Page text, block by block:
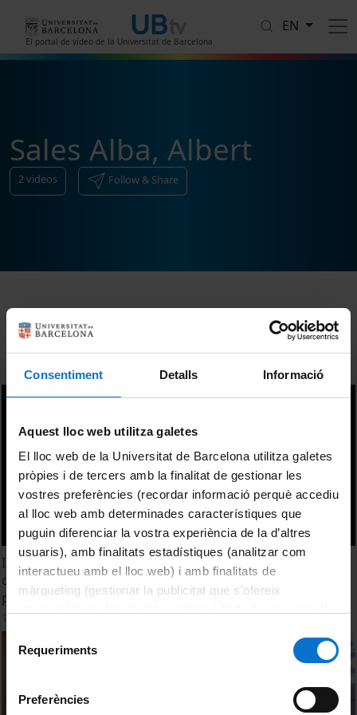
Consentiment Detalls Informació
Aquest lloc web utilitza galetes
El lloc web de la Universitat de Barcelona utilitza galetes
pròpies i de tercers amb la finalitat de gestionar les
vostres preferències (recordar informació perquè accediu
al lloc web amb determinades característiques que
puguin diferenciar la vostra experiència de la d’altres
usuaris), amb finalitats estadístiques (analitzar com
interactueu amb el lloc web) i amb finalitats de
màrqueting (gestionar la publicitat que s’ofereix
consultar laPolítica de galetes del lloc web de la
Selecció
Requeriments
Preferències
El portal de vídeo de la Universitat de Barcelona
EN
Sales Alba, Albert
2videos Follow & Share
Sort
Iron impregnated biochar as heterogeneous Fenton
catalyst for the removal of environmental wastewater
pollutants. Albert Sales Alba
15 June, 2022